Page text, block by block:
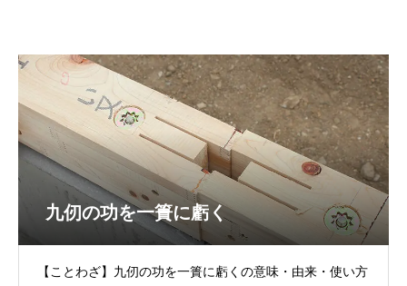
九仞の功を一簣に虧く
【ことわざ】九仞の功を一簣に虧くの意味・由来・使い方